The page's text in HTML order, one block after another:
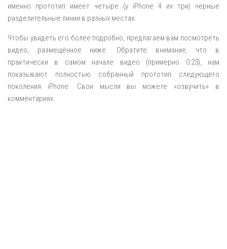
именно прототип имеет четыре (у iPhone 4 их три) черные
разделительные линии в разных местах.
Чтобы увидеть его более подробно, предлагаем вам посмотреть
видео, размещённое ниже. Обратите внимание, что в
практически в самом начале видео (примерно 0:23), нам
показывают полностью собранный прототип следующего
поколения iPhone. Свои мысли вы можете «озвучить» в
комментариях.